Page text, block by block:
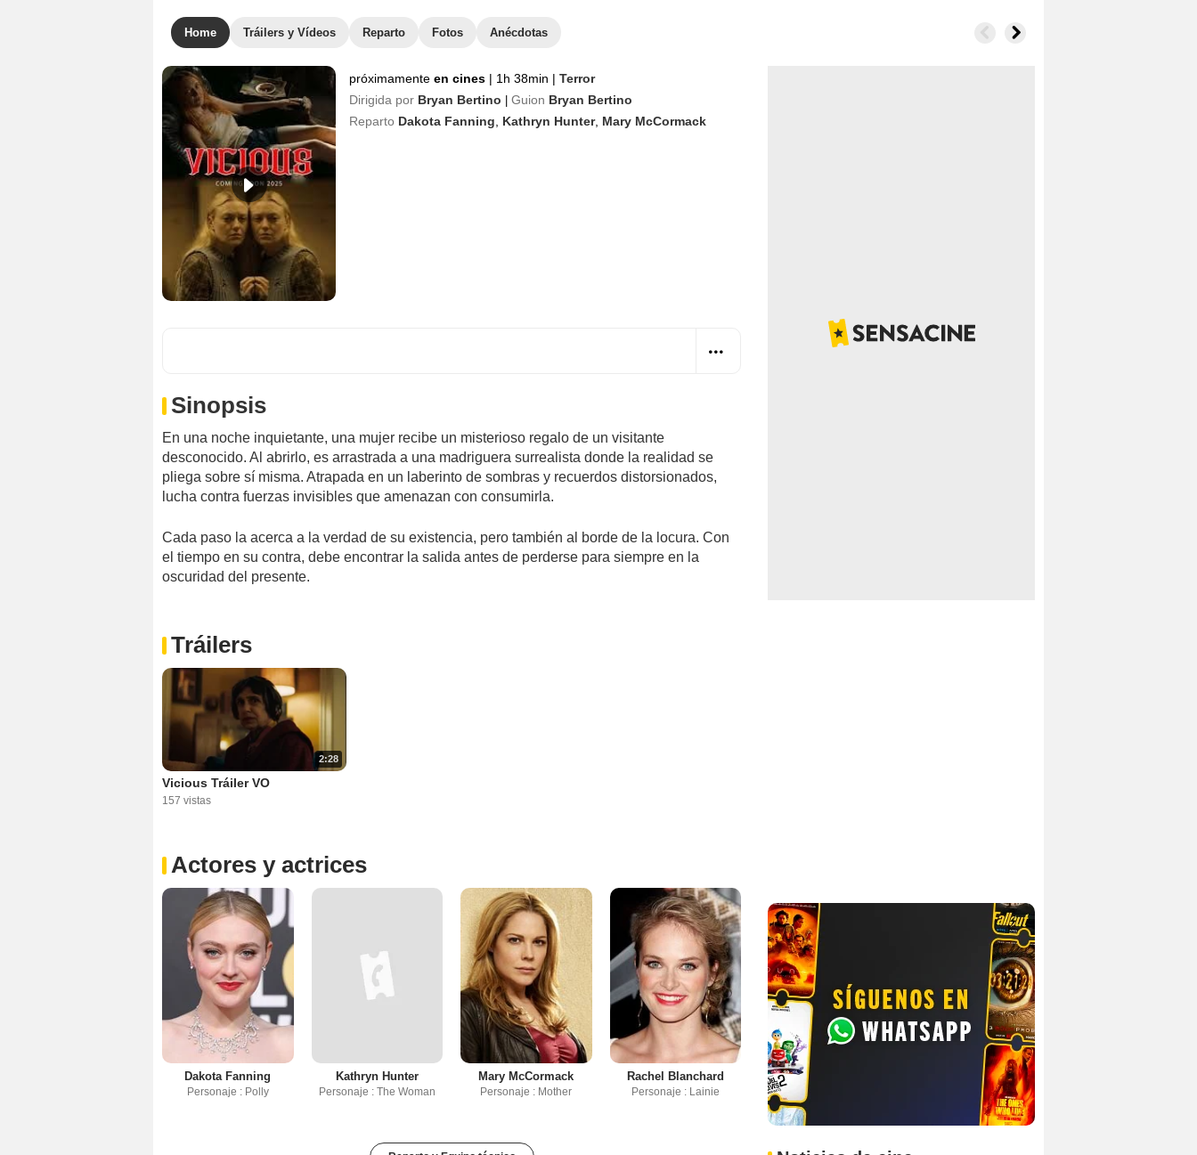
Home Tráilers y Vídeos Reparto Fotos Anécdotas
próximamente en cines | 1h 38min | Terror
Dirigida por Bryan Bertino Guion Bryan Bertino
Reparto Dakota Fanning Kathryn Hunter, Mary McCormack
Sinopsis
En una noche inquietante, una mujer recibe un misterioso regalo de un visitante
desconocido. Al abrirlo, es arrastrada a una madriguera surrealista donde la realidad se
pliega sobre sí misma. Atrapada en un laberinto de sombras y recuerdos distorsionados,
lucha contra fuerzas invisibles que amenazan con consumirla.
Cada paso la acerca a la verdad de su existencia, pero también al borde de la locura. Con
el tiempo en su contra, debe encontrar la salida antes de perderse para siempre en la
oscuridad del presente.
Tráilers
2:28
Vicious Tráiler VO
157 vistas
Actores y actrices
Dakota Fanning
Personaje : Polly
Kathryn Hunter
Personaje : The Woman
Mary McCormack
Personaje : Mother
Rachel Blanchard
Personaje : Lainie